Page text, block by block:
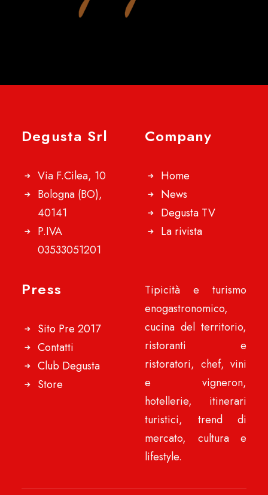
Degusta Srl
Via F.Cilea, 10
Bologna (BO),
40141
P.IVA
03533051201
Company
Home
News
Degusta TV
La rivista
Press
Sito Pre 2017
Contatti
Club Degusta
Store
Tipicità e turismo
enogastronomico,
cucina del territorio,
ristoranti e
ristoratori, chef, vini
e vigneron,
hotellerie, itinerari
turistici, trend di
mercato, cultura e
lifestyle.